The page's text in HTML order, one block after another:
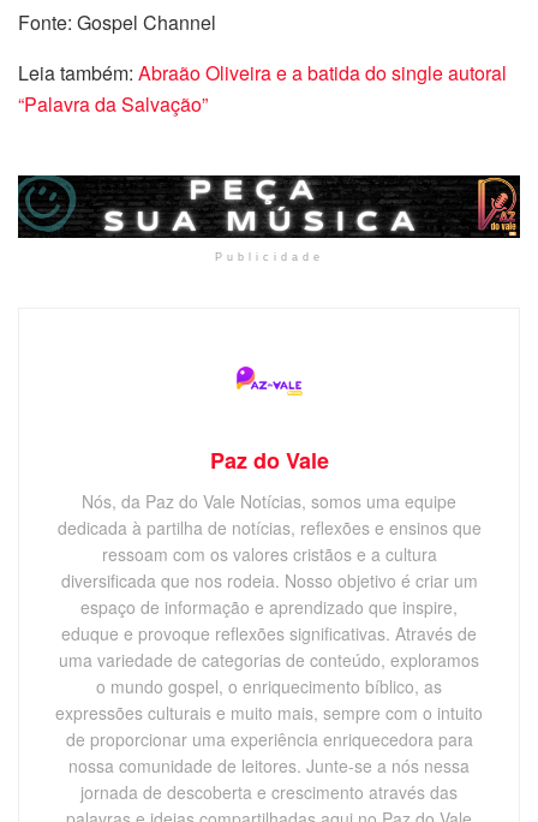
Fonte: Gospel Channel
Leia também: Abraão Oliveira e a batida do single autoral
“Palavra da Salvação”
Publicidade
Paz do Vale
Nós, da Paz do Vale Notícias, somos uma equipe
dedicada à partilha de notícias, reflexões e ensinos que
ressoam com os valores cristãos e a cultura
diversificada que nos rodeia. Nosso objetivo é criar um
espaço de informação e aprendizado que inspire,
eduque e provoque reflexões significativas. Através de
uma variedade de categorias de conteúdo, exploramos
o mundo gospel, o enriquecimento bíblico, as
expressões culturais e muito mais, sempre com o intuito
de proporcionar uma experiência enriquecedora para
nossa comunidade de leitores. Junte-se a nós nessa
jornada de descoberta e crescimento através das